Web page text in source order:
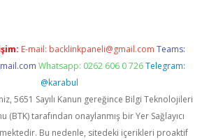
E-mail: backlinkpaneli@gmail.com Teams:
Whatsapp: 0262 606 0 726 Telegram:
@karabul
5651 Sayılı Kanun gereğince Bilgi Teknolojileri
(BTK) tarafından onaylanmış bir Yer Sağlayıcı
Bu nedenle, sitedeki içerikleri proaktif